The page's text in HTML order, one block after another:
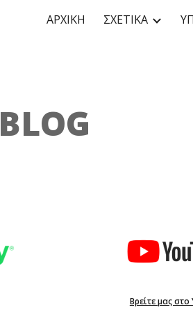
Skip to
ΑΡΧΙΚΗ ΣΧΕΤΙΚΑ
BLOG
Βρείτε μας